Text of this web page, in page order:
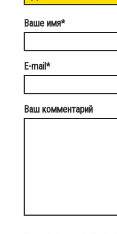
Ваше имя*
E-mail*
Ваш комментарий